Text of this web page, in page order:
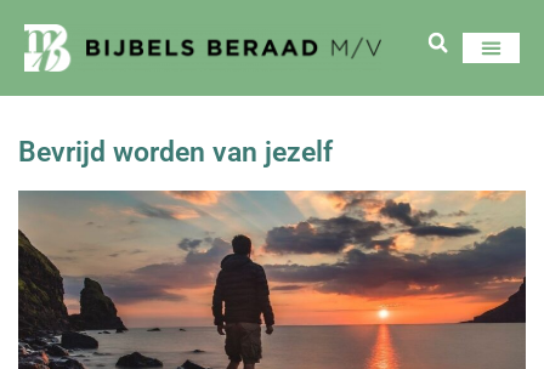
Bevrijd worden van jezelf